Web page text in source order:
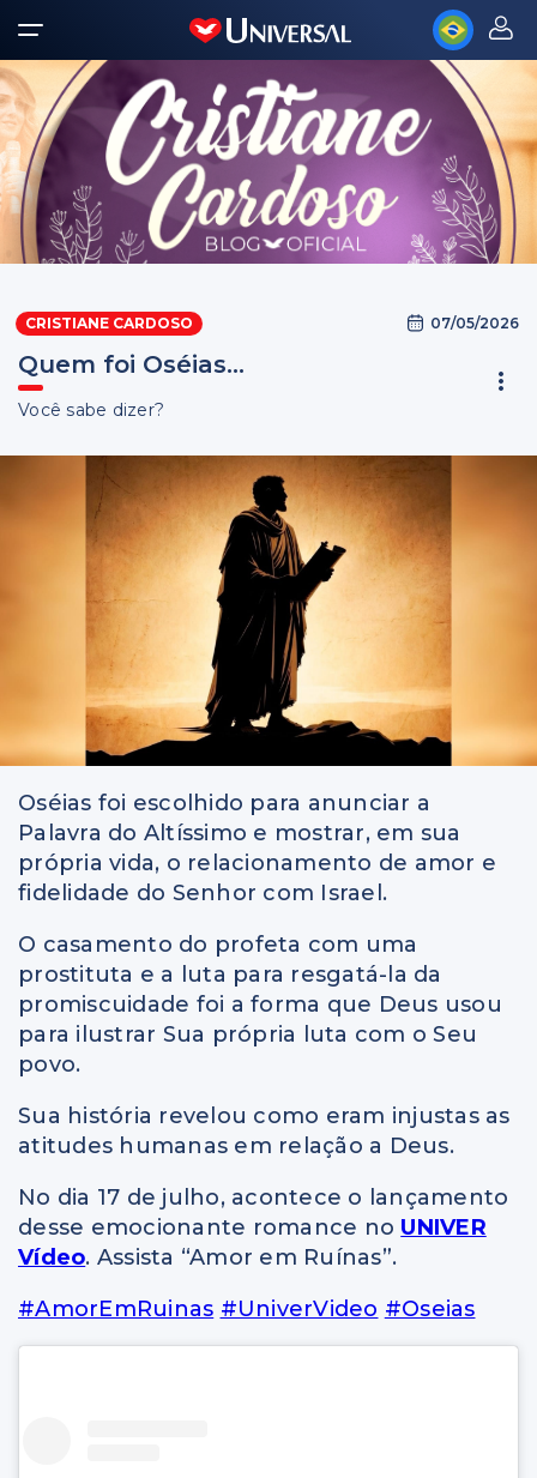
CRISTIANE CARDOSO 07/05/2026
Quem foi Oséias...
Você sabe dizer?
Oséias foi escolhido para anunciar a
Palavra do Altíssimo e mostrar, em sua
própria vida, o relacionamento de amor e
fidelidade do Senhor com Israel.
O casamento do profeta com uma
prostituta e a luta para resgatá-la da
promiscuidade foi a forma que Deus usou
para ilustrar Sua própria luta com o Seu
povo.
Sua história revelou como eram injustas as
atitudes humanas em relação a Deus.
No dia 17 de julho, acontece o lançamento
desse emocionante romance no UNIVER
Vídeo. Assista “Amor em Ruínas”.
#AmorEmRuinas #UniverVideo #Oseias